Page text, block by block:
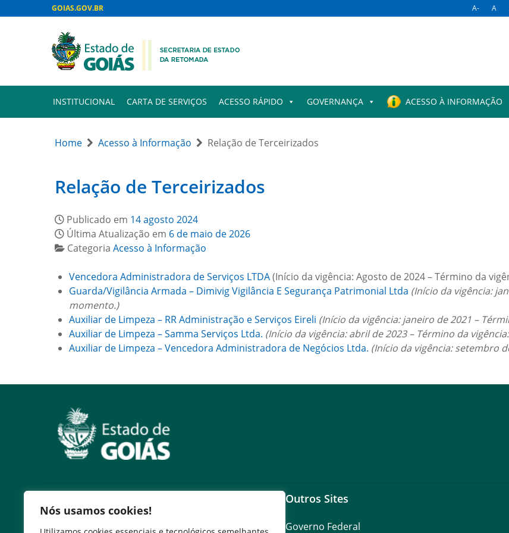
Nós usamos cookies!
GOIAS.GOV.BR A- A
INSTITUCIONAL CARTA DE SERVIÇOS ACESSO RÁPIDO GOVERNANÇA ACESSO À INFORMAÇÃO
Home Acesso à Informação Relação de Terceirizados
Relação de Terceirizados
Publicado em 14 agosto 2024
Última Atualização em 6 de maio de 2026
Categoria Acesso à Informação
Vencedora Administradora de Serviços LTDA(Início da vigência: Agosto de 2024 – Término da
Guarda/Vigilância Armada – Dimivig Vigilância E Segurança Patrimonial Ltda (Início da vigência:
momento.)
Auxiliar de Limpeza – RR Administração e Serviços Eireli (Início da vigência: janeiro de 2021 –
Auxiliar de Limpeza – Samma Serviços Ltda. (Início da vigência: abril de 2023 – Término da
Auxiliar de Limpeza – Vencedora Administradora de Negócios Ltda. (Início da vigência: setembro
Expresso Goiás
Outros Sites
Governo Federal